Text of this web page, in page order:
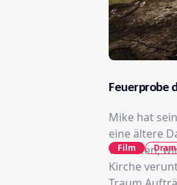
Feuerprobe
Mike hat
eine ältere
vertreten,
Kirche
Film